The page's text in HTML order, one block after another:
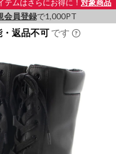
テムはさらにお得に！ 対象商品
会員登録で1,000PT
返品不可 です